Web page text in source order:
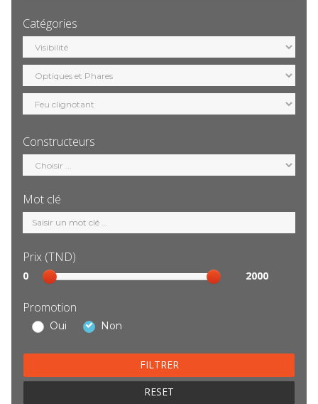
Catégories
Sélection
catégorie
Constructeurs
Sélection
constructeur
Mot clé
Mot
clé
Prix (TND)
Sélection
prix
0 2000
Promotion
Oui Non
RESET